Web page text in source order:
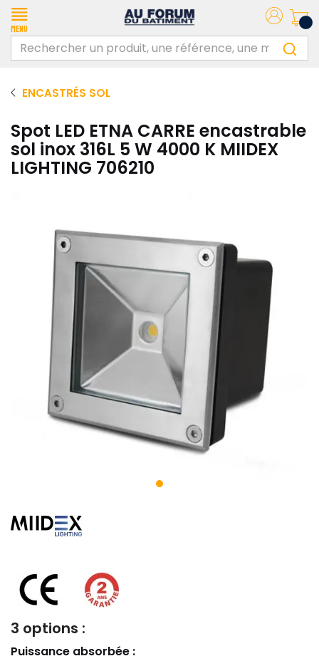
Menu
ENCASTRÉS SOL
Spot LED ETNA CARRE encastrable
sol inox 316L 5 W 4000 K MIIDEX
LIGHTING 706210
3 options :
Puissance absorbée :